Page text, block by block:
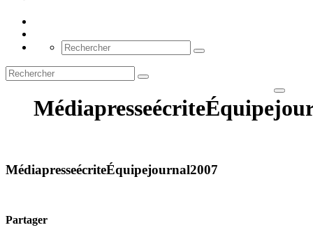
MédiapresseécriteÉquipejournal2007
Partager